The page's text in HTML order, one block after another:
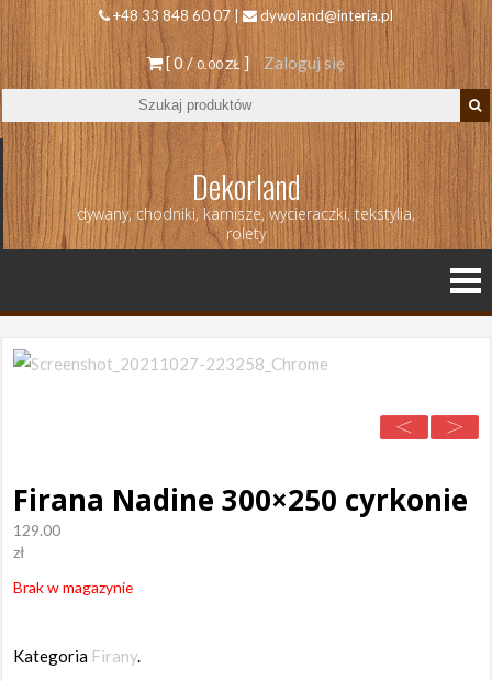
+48 33 848 60 07 | dywoland@interia.pl
[ 0 /0.00 ZŁ ] Zaloguj się
Dekorland
dywany, chodniki, karnisze, wycieraczki, tekstylia,
rolety
Firana Nadine 300×250 cyrkonie
129.00
zł
Brak w magazynie
Kategoria Firany.